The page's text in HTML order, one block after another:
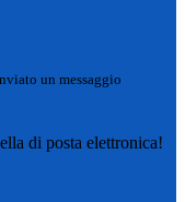
un messaggio
di posta elettronica!